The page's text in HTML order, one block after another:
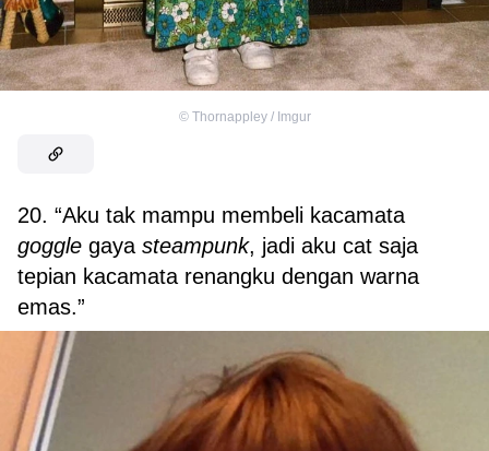
© Thornappley / Imgur
20. “Aku tak mampu membeli kacamata
goggle gaya steampunk, jadi aku cat saja
tepian kacamata renangku dengan warna
emas.”